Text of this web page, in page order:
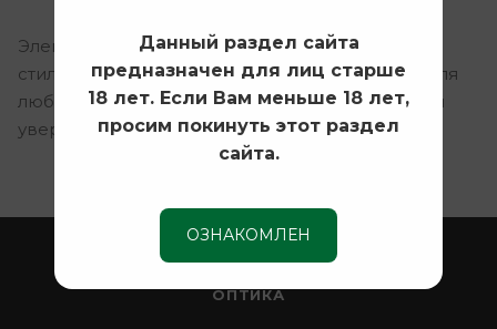
Элегантный черный цветпридает изделию
стильный и универсальный вид, подходящий для
любого гардероба. Выбирайте Steamer №2 для
уверенности и безопасности каждый день.
ОПТИКА
Данный раздел сайта
предназначен для лиц старше
18 лет. Если Вам меньше 18 лет,
просим покинуть этот раздел
сайта.
ОЗНАКОМЛЕН